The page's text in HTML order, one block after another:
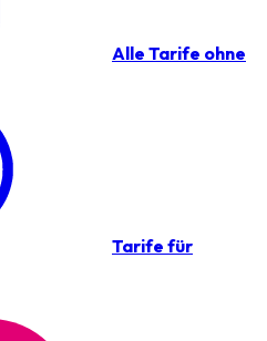
Alle Tarife ohne
Tarife für